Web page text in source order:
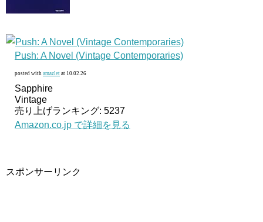
Push: A Novel (Vintage Contemporaries)
posted with amazlet at 10.02.26
Sapphire
Vintage
売り上げランキング: 5237
Amazon.co.jp で詳細を見る
スポンサーリンク